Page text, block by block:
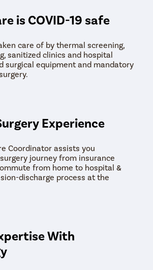
is COVID-19 safe
care of by thermal screening,
sanitized clinics and hospital
surgical equipment and mandatory
Experience
Coordinator assists you
journey from insurance
from home to hospital &
discharge process at the
With